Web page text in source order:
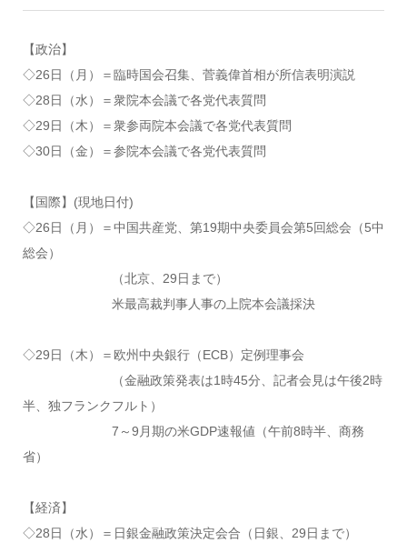
【政治】
◇26日（月）＝臨時国会召集、菅義偉首相が所信表明演説
◇28日（水）＝衆院本会議で各党代表質問
◇29日（木）＝衆参両院本会議で各党代表質問
◇30日（金）＝参院本会議で各党代表質問
【国際】(現地日付)
◇26日（月）＝中国共産党、第19期中央委員会第5回総会（5中
総会）
（北京、29日まで）
米最高裁判事人事の上院本会議採決
◇29日（木）＝欧州中央銀行（ECB）定例理事会
（金融政策発表は1時45分、記者会見は午後2時
半、独フランクフルト）
7～9月期の米GDP速報値（午前8時半、商務
省）
【経済】
◇28日（水）＝日銀金融政策決定会合（日銀、29日まで）